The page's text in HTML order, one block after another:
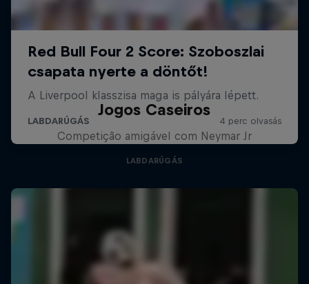
Jogos Caseiros
Competição amigável com Neymar Jr
LABDARÚGÁS